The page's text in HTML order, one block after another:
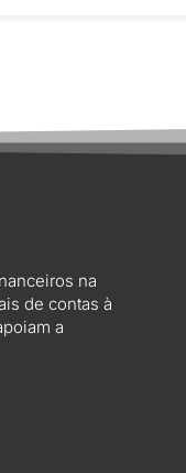
na
de contas à
a